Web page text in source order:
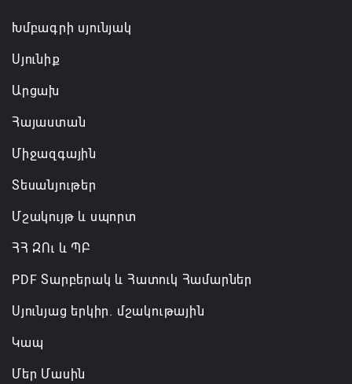
Խմբագրի սյունյակ
Սյունիք
Արցախ
Հայաստան
Միջազգային
Տեսանյութեր
Մշակույթ և սպորտ
ՀՀ ԶՈւ և ՊԲ
PDF Տարբերակ և Հատուկ Համարներ
Սյունյաց երկիր. մշակութային
Կապ
Մեր Մասին